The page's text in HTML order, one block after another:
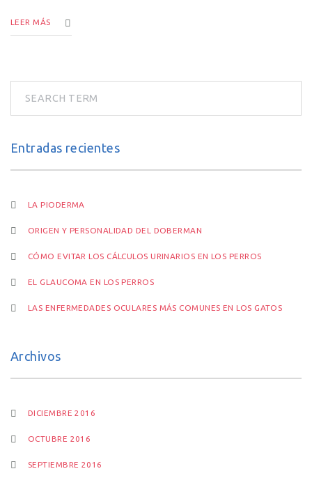
LEER MÁS
Entradas recientes
LA PIODERMA
ORIGEN Y PERSONALIDAD DEL DOBERMAN
CÓMO EVITAR LOS CÁLCULOS URINARIOS EN LOS PERROS
EL GLAUCOMA EN LOS PERROS
LAS ENFERMEDADES OCULARES MÁS COMUNES EN LOS GATOS
Archivos
DICIEMBRE 2016
OCTUBRE 2016
SEPTIEMBRE 2016